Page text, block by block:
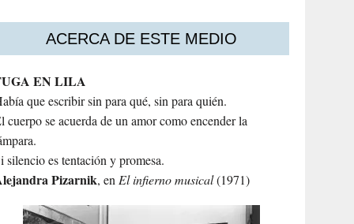
ACERCA DE ESTE MEDIO
EN LILA
que escribir sin para qué, sin para quién.
cuerpo se acuerda de un amor como encender la
silencio es tentación y promesa.
Pizarnik, enEl infierno musical(1971)